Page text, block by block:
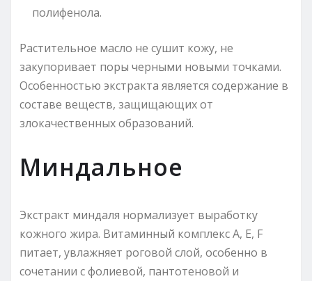
полифенола.
Растительное масло не сушит кожу, не
закупоривает поры черными новыми точками.
Особенностью экстракта является содержание в
составе веществ, защищающих от
злокачественных образований.
Миндальное
Экстракт миндаля нормализует выработку
кожного жира. Витаминный комплекс A, E, F
питает, увлажняет роговой слой, особенно в
сочетании с фолиевой, пантотеновой и